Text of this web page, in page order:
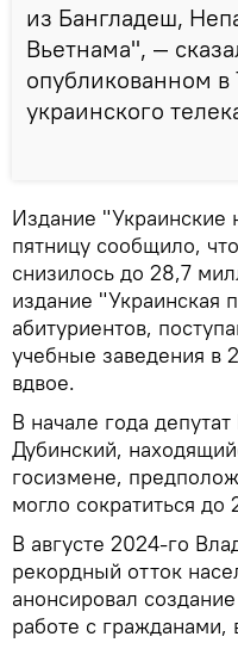
из Бангладеш,
Вьетнама", —
опубликованном
украинского
Издание "Украинские
пятницу сообщило,
снизилось до 28,7
издание "Украинская
абитуриентов,
учебные заведения в
вдвое.
В начале года
Дубинский,
госизмене,
могло сократиться до
В августе 2024-го
рекордный отток
анонсировал
работе с